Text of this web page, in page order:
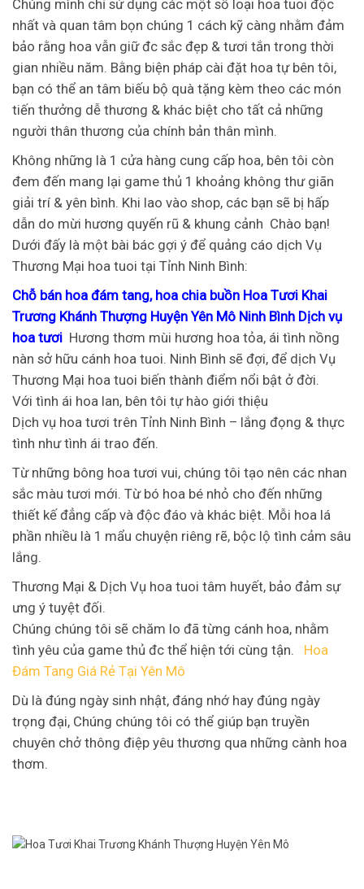
Chúng mình chỉ sử dụng các một số loại hoa tuoi độc
nhất và quan tâm bọn chúng 1 cách kỹ càng nhằm đảm
bảo rằng hoa vẫn giữ đc sắc đẹp & tươi tắn trong thời
gian nhiều năm. Bằng biện pháp cài đặt hoa tự bên tôi,
bạn có thể an tâm biếu bộ quà tặng kèm theo các món
tiến thưởng dễ thương & khác biệt cho tất cả những
người thân thương của chính bản thân mình.
Không những là 1 cửa hàng cung cấp hoa, bên tôi còn
đem đến mang lại game thủ 1 khoảng không thư giãn
giải trí & yên bình. Khi lao vào shop, các bạn sẽ bị hấp
dẫn do mừi hương quyến rũ & khung cảnh Chào bạn!
Dưới đấy là một bài bác gợi ý để quảng cáo dịch Vụ
Thương Mại hoa tuoi tại Tỉnh Ninh Bình:
Chỗ bán hoa đám tang, hoa chia buồn Hoa Tươi Khai
Trương Khánh Thượng Huyện Yên Mô Ninh Bình Dịch vụ
hoa tươi Hương thơm mùi hương hoa tỏa, ái tình nồng
nàn sở hữu cánh hoa tuoi. Ninh Bình sẽ đợi, để dịch Vụ
Thương Mại hoa tuoi biến thành điểm nổi bật ở đời.
Với tình ái hoa lan, bên tôi tự hào giới thiệu
Dịch vụ hoa tươi trên Tỉnh Ninh Bình – lắng đọng & thực
tình như tình ái trao đến.
Từ những bông hoa tươi vui, chúng tôi tạo nên các nhan
sắc màu tươi mới. Từ bó hoa bé nhỏ cho đến những
thiết kế đẳng cấp và độc đáo và khác biệt. Mỗi hoa lá
phần nhiều là 1 mẩu chuyện riêng rẽ, bộc lộ tình cảm sâu
lắng.
Thương Mại & Dịch Vụ hoa tuoi tâm huyết, bảo đảm sự
ưng ý tuyệt đối.
Chúng chúng tôi sẽ chăm lo đã từng cánh hoa, nhằm
tình yêu của game thủ đc thể hiện tới cùng tận. Hoa
Đám Tang Giá Rẻ Tại Yên Mô
Dù là đúng ngày sinh nhật, đáng nhớ hay đúng ngày
trọng đại, Chúng chúng tôi có thể giúp bạn truyền
chuyên chở thông điệp yêu thương qua những cành hoa
thơm.